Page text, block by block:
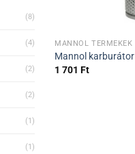
(8)
(4)
(2)
(2)
(1)
(1)
MANNOL TERMÉKEK
Mannol
1 701Ft